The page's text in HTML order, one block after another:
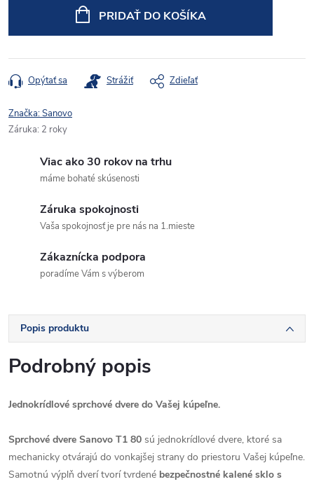
PRIDAŤ DO KOŠÍKA
Opýtať sa Strážiť Zdieľať
Značka:Sanovo
Záruka: 2 roky
Viac ako 30 rokov na trhu
máme bohaté skúsenosti
Záruka spokojnosti
Vaša spokojnosť je pre nás na 1.mieste
Zákaznícka podpora
poradíme Vám s výberom
Popis produktu
Podrobný popis
Jednokrídlové sprchové dvere do Vašej kúpeľne.
Sprchové dvere Sanovo T1 80 sú jednokrídlové dvere, ktoré sa
mechanicky otvárajú do vonkajšej strany do priestoru Vašej kúpeľne.
Samotnú výplň dverí tvorí tvrdené bezpečnostné kalené sklo s